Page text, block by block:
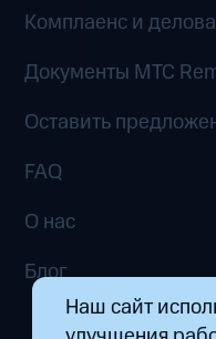
Наш сайт
Комплаенс и
Документы MTC
Оставить
FAQ
О нас
Блог